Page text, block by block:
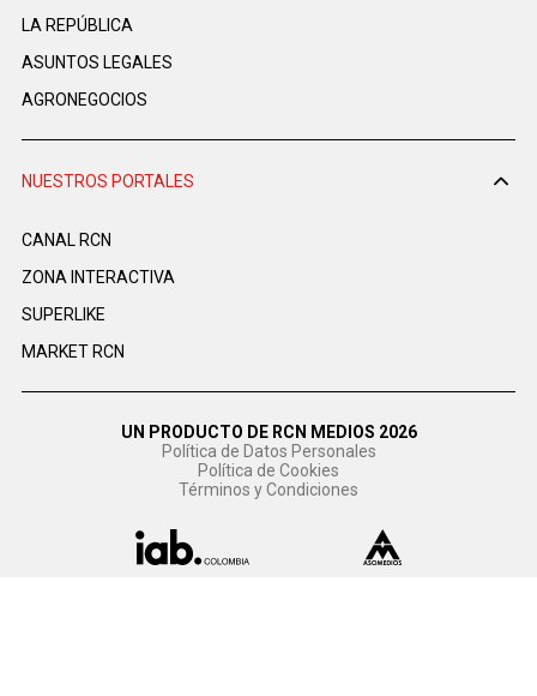
LA REPÚBLICA
ASUNTOS LEGALES
AGRONEGOCIOS
NUESTROS PORTALES
CANAL RCN
ZONA INTERACTIVA
SUPERLIKE
MARKET RCN
UN PRODUCTO DE RCN MEDIOS 2026
Política de Datos Personales
Política de Cookies
Términos y Condiciones